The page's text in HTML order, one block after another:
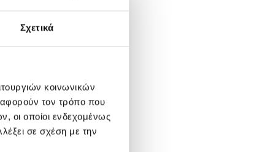
Σχετικά
κοινωνικών
τον τρόπο που
οι οποίοι ενδεχομένως
σε σχέση με την
2021
2021